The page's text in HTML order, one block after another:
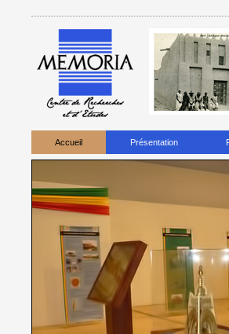
Accueil Présentation
nombre d'occupants qui
assez difficile de se permettre ces dépenses.
rapportssexuels quand leurs pensées sont
l'âge. Le sexe outrageant pourrait être